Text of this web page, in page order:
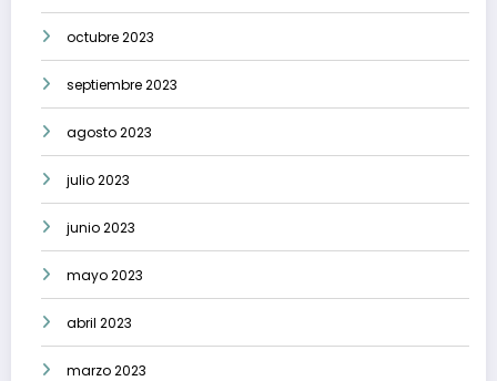
octubre 2023
septiembre 2023
agosto 2023
julio 2023
junio 2023
mayo 2023
abril 2023
marzo 2023